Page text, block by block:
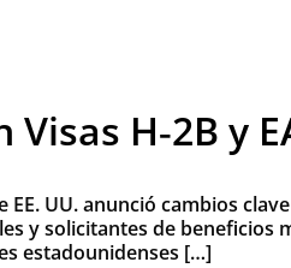
Visas H‑2B y
EE. UU. anunció cambios
y solicitantes de beneficios
estadounidenses […]